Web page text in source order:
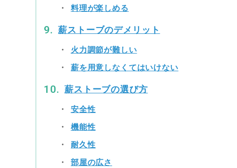
料理が楽しめる
薪ストーブのデメリット
火力調節が難しい
薪を用意しなくてはいけない
薪ストーブの選び方
安全性
機能性
耐久性
部屋の広さ